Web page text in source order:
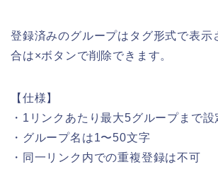
登録済みのグループはタグ形式で表示
合は×ボタンで削除できます。
【仕様】
・1リンクあたり最大5グループまで設
・グループ名は1〜50文字
・同一リンク内での重複登録は不可